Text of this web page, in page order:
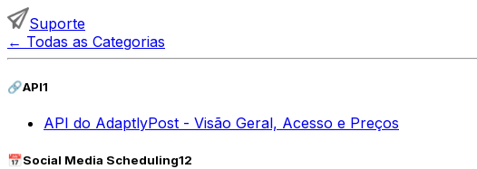
Suporte
← Todas as Categorias
🔗API1
API do AdaptlyPost - Visão Geral, Acesso e Preços
📅Social Media Scheduling12